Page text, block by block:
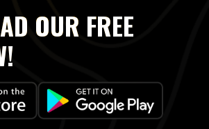
OUR FREE